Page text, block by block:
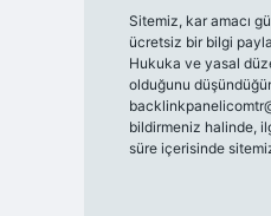
Sitemiz, kar amacı
ücretsiz bir bilgi
Hukuka ve yasal
olduğunu
bildirmeniz halinde,
süre içerisinde